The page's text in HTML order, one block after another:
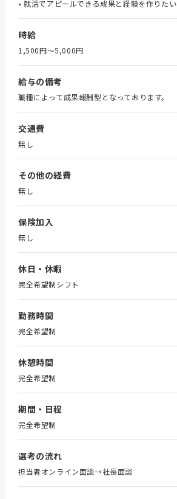
• 就活でアピールできる成果と経験を作りたい
時給
1,500円〜5,000円
給与の備考
職種によって成果報酬型となっております。
交通費
無し
その他の経費
無し
保険加入
無し
休日・休暇
完全希望制シフト
勤務時間
完全希望制
休憩時間
完全希望制
期間・日程
完全希望制
選考の流れ
担当者オンライン面談→社長面談